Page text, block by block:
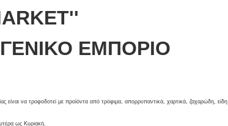
ΕΜΠΟΡΙΟ
είναι να τροφοδοτεί με προϊόντα από τρόφιμα, απορρυπαντικά, χαρτικά, ζαχαρώδη, είδη
ως Κυριακή.